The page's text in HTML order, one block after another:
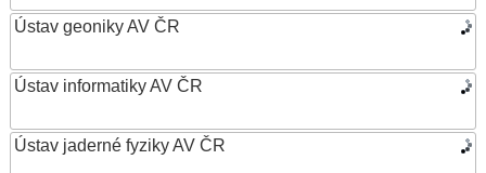
Ústav geoniky AV ČR
Ústav informatiky AV ČR
Ústav jaderné fyziky AV ČR